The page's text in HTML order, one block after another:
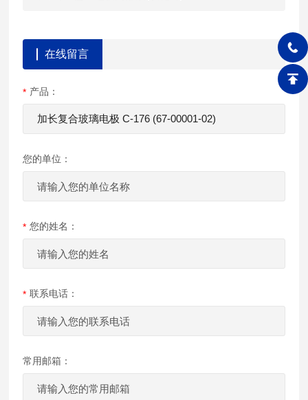
在线留言
产品：
您的单位：
您的姓名：
联系电话：
常用邮箱：